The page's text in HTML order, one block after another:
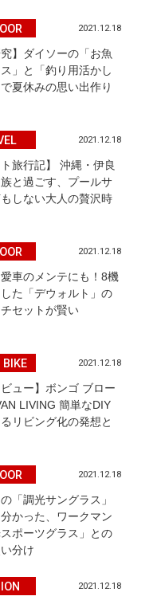
2021.12.18
究】ダイソーの「お魚
」と「釣り用活かし
夏休みの思い出作り
2021.12.18
ト旅行記】 沖縄・伊良
と過ごす、プールサ
しない大人の贅沢時
2021.12.18
愛車のメンテにも！8機
た「デウォルト」の
セットが賢い
2021.12.18
ビュー】ボンゴ ブロー
LIVING 簡単なDIY
リビング化の発想と
2021.12.18
「調光サングラス」
かった、ワークマン
ポーツグラス」との
分け
2021.12.18